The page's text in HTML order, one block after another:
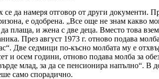
да намеря отговор от други
е одобрена. „Все още не знам какво
плаща, и жена с две деца. Вместо това
През август 1973 г. отново подава
Две седмици по-късно молбата му е
и осем години, отново подава молба за
млад, за да се пенсионира напълно“.
само спорадично.